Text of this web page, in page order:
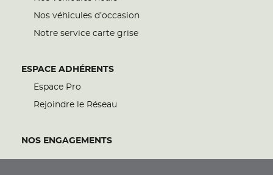
Nos véhicules d’occasion
Notre service carte grise
ESPACE ADHÉRENTS
Espace Pro
Rejoindre le Réseau
NOS ENGAGEMENTS